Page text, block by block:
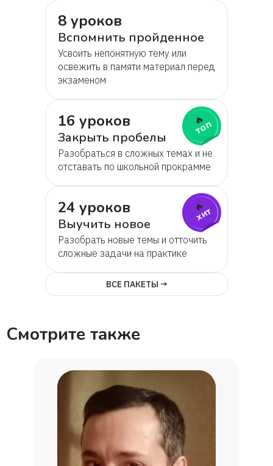
8 уроков
Вспомнить пройденное
Усвоить непонятную тему или
освежить в памяти материал перед
экзаменом
16 уроков
Закрыть пробелы
Разобраться в сложных темах и не
отставать по школьной прокрамме
🔥
топ
24 уроков
Выучить новое
Разобрать новые темы и отточить
сложные задачи на практике
🔥
хит
ВСЕ ПАКЕТЫ →
Смотрите также